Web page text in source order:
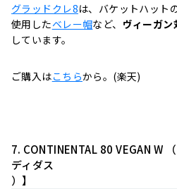
グラッドクレ8は、バケットハット
使用したベレー帽など、 ヴィーガン
しています。
ご購入はこちらから。(楽天)
7. CONTINENTAL 80 VEGAN W
ディダス
）】